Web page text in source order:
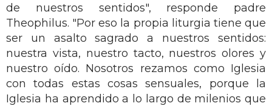
de nuestros sentidos", responde padre
Theophilus. "Por eso la propia liturgia tiene que
ser un asalto sagrado a nuestros sentidos:
nuestra vista, nuestro tacto, nuestros olores y
nuestro oído. Nosotros rezamos como Iglesia
con todas estas cosas sensuales, porque la
Iglesia ha aprendido a lo largo de milenios que